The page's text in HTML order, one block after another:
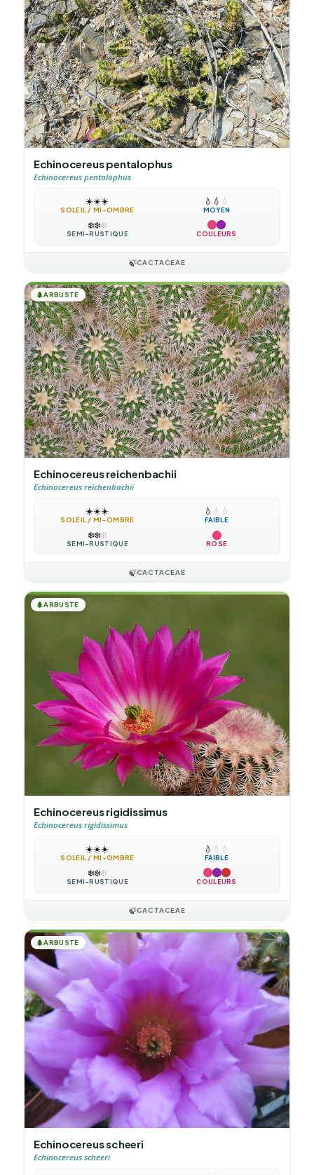
Echinocereus pentalophus
Echinocereus pentalophus
☀️☀️☀️
SOLEIL / MI-OMBRE
💧 💧 💧
MOYEN
❄️❄️❄️
SEMI-RUSTIQUE COULEURS
🍃CACTACEAE
🌲ARBUSTE
Echinocereus reichenbachii
Echinocereus reichenbachii
☀️☀️☀️
SOLEIL / MI-OMBRE
💧 💧 💧
FAIBLE
❄️❄️❄️
SEMI-RUSTIQUE ROSE
🍃CACTACEAE
🌲ARBUSTE
Echinocereus rigidissimus
Echinocereus rigidissimus
☀️☀️☀️
SOLEIL / MI-OMBRE
💧 💧 💧
FAIBLE
❄️❄️❄️
SEMI-RUSTIQUE COULEURS
🍃CACTACEAE
🌲ARBUSTE
Echinocereus scheeri
Echinocereus scheeri